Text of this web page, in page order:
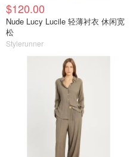
$120.00
Nude Lucy Lucile 轻薄衬衣 休闲宽
松
Stylerunner